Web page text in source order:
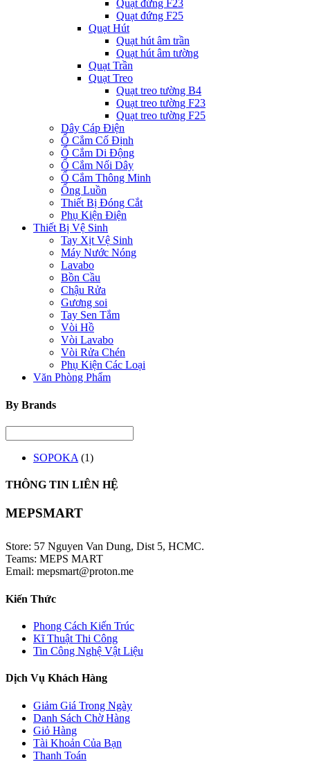
Quạt đứng F23
Quạt đứng F25
Quạt Hút
Quạt hút âm trần
Quạt hút âm tường
Quạt Trần
Quạt Treo
Quạt treo tường B4
Quạt treo tường F23
Quạt treo tường F25
Dây Cáp Điện
Ổ Cắm Cố Định
Ổ Cắm Di Động
Ổ Cắm Nối Dây
Ổ Cắm Thông Minh
Ống Luồn
Thiết Bị Đóng Cắt
Phụ Kiện Điện
Thiết Bị Vệ Sinh
Tay Xịt Vệ Sinh
Máy Nước Nóng
Lavabo
Bồn Cầu
Chậu Rửa
Gương soi
Tay Sen Tắm
Vòi Hồ
Vòi Lavabo
Vòi Rửa Chén
Phụ Kiện Các Loại
Văn Phòng Phẩm
By Brands
SOPOKA (1)
THÔNG TIN LIÊN HỆ
MEPSMART
Store: 57 Nguyen Van Dung, Dist 5, HCMC.
Teams: MEPS MART
Email: mepsmart@proton.me
Kiến Thức
Phong Cách Kiến Trúc
Kĩ Thuật Thi Công
Tin Công Nghệ Vật Liệu
Dịch Vụ Khách Hàng
Giảm Giá Trong Ngày
Danh Sách Chờ Hàng
Giỏ Hàng
Tài Khoản Của Bạn
Thanh Toán